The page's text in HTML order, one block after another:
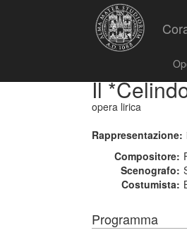
Il
opera lirica
Rappresentazione:
Compositore:
Scenografo:
Costumista:
Programma